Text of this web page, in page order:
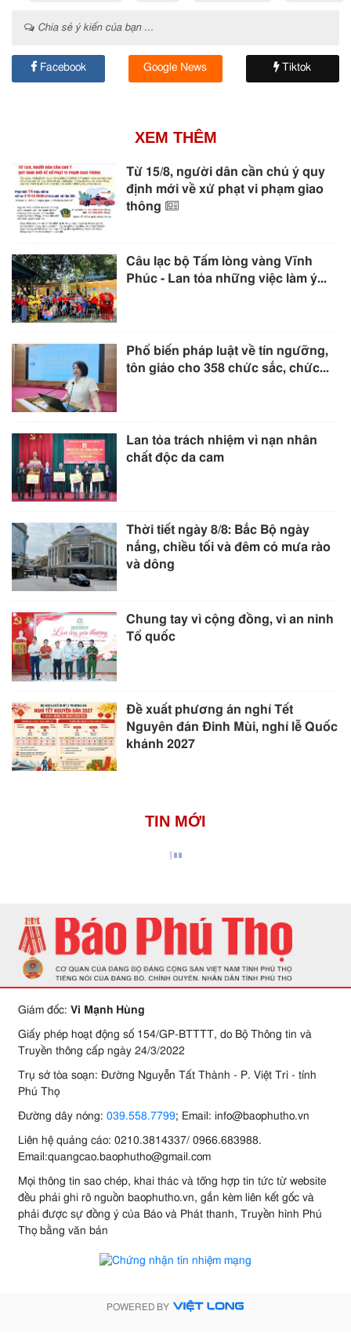
Chia sẻ ý kiến của bạn ...
Facebook Google News Tiktok
XEM THÊM
Từ 15/8, người dân cần chú ý quy
định mới về xử phạt vi phạm giao
thông
Câu lạc bộ Tấm lòng vàng Vĩnh
Phúc - Lan tỏa những việc làm ý...
Phổ biến pháp luật về tín ngưỡng,
tôn giáo cho 358 chức sắc, chức...
Lan tỏa trách nhiệm vì nạn nhân
chất độc da cam
Thời tiết ngày 8/8: Bắc Bộ ngày
nắng, chiều tối và đêm có mưa rào
và dông
Chung tay vì cộng đồng, vì an ninh
Tổ quốc
Đề xuất phương án nghỉ Tết
Nguyên đán Đinh Mùi, nghỉ lễ Quốc
khánh 2027
TIN MỚI
Giám đốc: Vi Mạnh Hùng
Giấy phép hoạt động số 154/GP-BTTTT, do Bộ Thông tin và
Truyền thông cấp ngày 24/3/2022
Trụ sở tòa soạn: Đường Nguyễn Tất Thành - P. Việt Trì - tỉnh
Phú Thọ
Đường dây nóng: 039.558.7799; Email: info@baophutho.vn
Liên hệ quảng cáo: 0210.3814337/ 0966.683988.
Email:quangcao.baophutho@gmail.com
Mọi thông tin sao chép, khai thác và tổng hợp tin tức từ website
đều phải ghi rõ nguồn baophutho.vn, gắn kèm liên kết gốc và
phải được sự đồng ý của Báo và Phát thanh, Truyền hình Phú
Thọ bằng văn bản
POWERED BY